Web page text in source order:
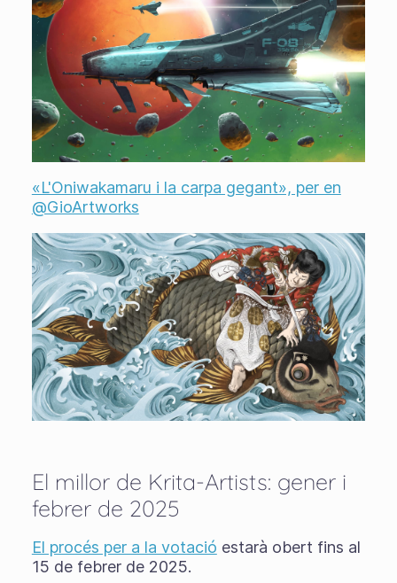
«L'Oniwakamaru i la carpa gegant», per en
@GioArtworks
El millor de Krita-Artists: gener i
febrer de 2025
El procés per a la votació estarà obert fins al
15 de febrer de 2025.